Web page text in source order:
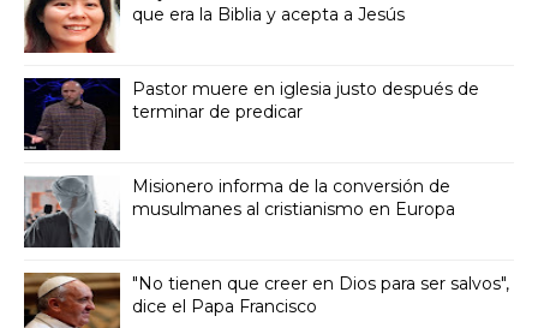
que era la Biblia y acepta a Jesús
Pastor muere en iglesia justo después de
terminar de predicar
Misionero informa de la conversión de
musulmanes al cristianismo en Europa
"No tienen que creer en Dios para ser salvos",
dice el Papa Francisco